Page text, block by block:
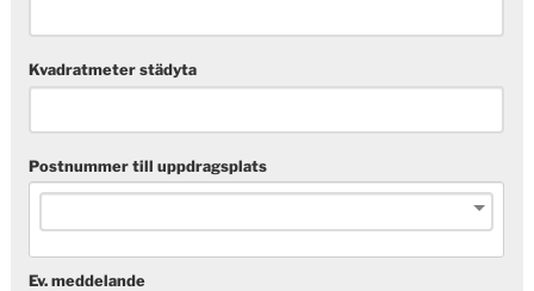
Kvadratmeter städyta
Postnummer till uppdragsplats
Ev. meddelande